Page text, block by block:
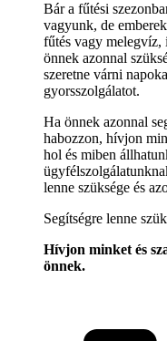
Bár a fűtési
vagyunk, de
fűtés vagy melegvíz,
önnek azonnal
szeretne várni
gyorsszolgálatot.
Ha önnek azonnal
habozzon, hívjon
hol és miben
lenne szüksége és
Segítségre lenne
Hívjon minket és
önnek.